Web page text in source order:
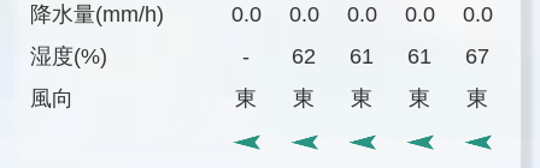
降水量(mm/h)
湿度(%)
風向
0.0 0.0 0.0 0.0 0.0
-
62 61 61 67
東
東 東 東 東